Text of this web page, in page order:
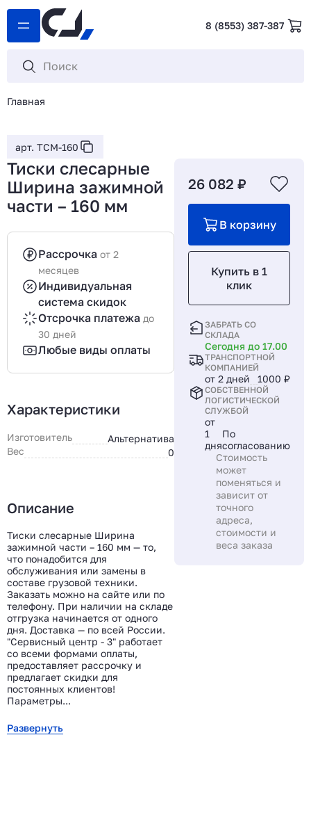
8 (8553) 387-387
Главная
арт. ТСМ-160
Тиски слесарные
Ширина зажимной
части – 160 мм
Рассрочка от 2
месяцев
Индивидуальная
система скидок
Отсрочка платежа до
30 дней
Любые виды оплаты
Характеристики
Изготовитель
Альтернатива
Вес
0
Описание
Тиски слесарные Ширина
зажимной части – 160 мм — то,
что понадобится для
обслуживания или замены в
составе грузовой техники.
Заказать можно на сайте или по
телефону. При наличии на складе
отгрузка начинается от одного
дня. Доставка — по всей России.
"Сервисный центр - 3" работает
со всеми формами оплаты,
предоставляет рассрочку и
предлагает скидки для
постоянных клиентов!
Параметры...
Развернуть
26 082 ₽
В корзину
Купить в 1
клик
ЗАБРАТЬ СО
СКЛАДА
Сегодня до 17.00
ТРАНСПОРТНОЙ
КОМПАНИЕЙ
от 2 дней 1000 ₽
СОБСТВЕННОЙ
ЛОГИСТИЧЕСКОЙ
СЛУЖБОЙ
от
1
дня
По
согласованию
Стоимость
может
поменяться и
зависит от
точного
адреса,
стоимости и
веса заказа